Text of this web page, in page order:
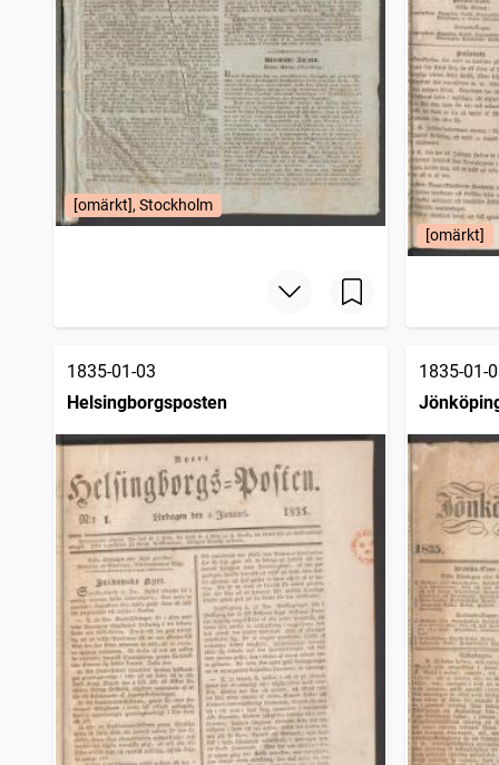
[omärkt], Stockholm
[omärkt]
1835-01-03
Helsingborgsposten
1835-01-